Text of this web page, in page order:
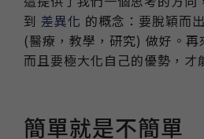
到 差異化 的概念：要脫穎而
(醫療，教學，研究) 做好。再
而且要極大化自己的優勢，才
簡單就是不簡單